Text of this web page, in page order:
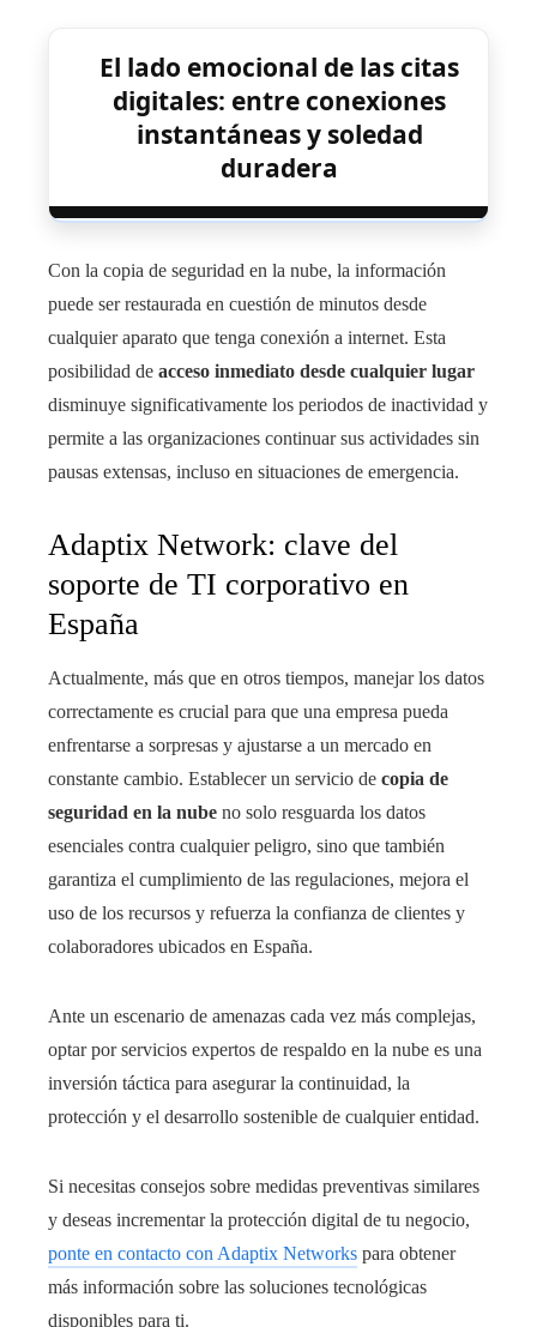
El lado emocional de las citas
digitales: entre conexiones
instantáneas y soledad
duradera
Con la copia de seguridad en la nube, la información
puede ser restaurada en cuestión de minutos desde
cualquier aparato que tenga conexión a internet. Esta
posibilidad de acceso inmediato desde cualquier lugar
disminuye significativamente los periodos de inactividad y
permite a las organizaciones continuar sus actividades sin
pausas extensas, incluso en situaciones de emergencia.
Adaptix Network: clave del
soporte de TI corporativo en
España
Actualmente, más que en otros tiempos, manejar los datos
correctamente es crucial para que una empresa pueda
enfrentarse a sorpresas y ajustarse a un mercado en
constante cambio. Establecer un servicio de copia de
seguridad en la nube no solo resguarda los datos
esenciales contra cualquier peligro, sino que también
garantiza el cumplimiento de las regulaciones, mejora el
uso de los recursos y refuerza la confianza de clientes y
colaboradores ubicados en España.
Ante un escenario de amenazas cada vez más complejas,
optar por servicios expertos de respaldo en la nube es una
inversión táctica para asegurar la continuidad, la
protección y el desarrollo sostenible de cualquier entidad.
Si necesitas consejos sobre medidas preventivas similares
y deseas incrementar la protección digital de tu negocio,
ponte en contacto con Adaptix Networks para obtener
más información sobre las soluciones tecnológicas
disponibles para ti.